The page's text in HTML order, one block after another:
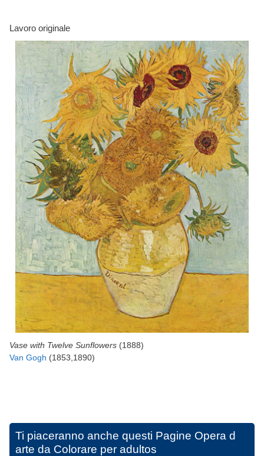
Lavoro originale
Vase with Twelve Sunflowers (1888)
Van Gogh (1853,1890)
Ti piaceranno anche questi Pagine Opera d
arte da Colorare per adultos